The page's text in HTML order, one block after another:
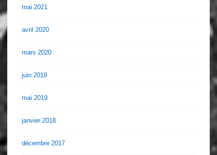
mai 2021
avril 2020
mars 2020
juin 2019
mai 2019
janvier 2018
décembre 2017